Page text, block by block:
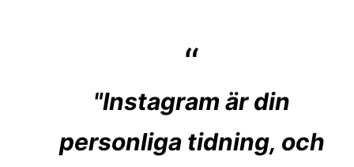
"Instagram är din
personliga tidning, och